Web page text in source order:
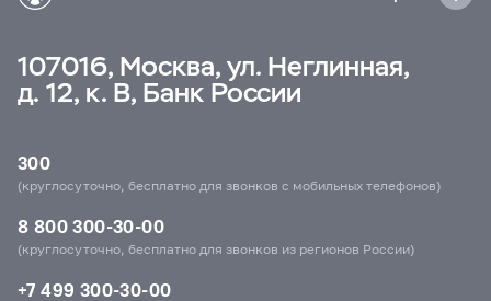
107016, Москва, ул. Неглинная,
д. 12, к. В, Банк России
300
(круглосуточно, бесплатно для звонков с мобильных телефонов)
8 800 300-30-00
(круглосуточно, бесплатно для звонков из регионов России)
+7 499 300-30-00